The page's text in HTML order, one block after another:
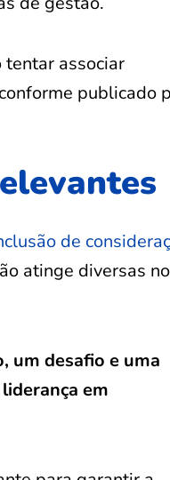
associar
publicado
de
atinge diversas
um desafio e uma
em